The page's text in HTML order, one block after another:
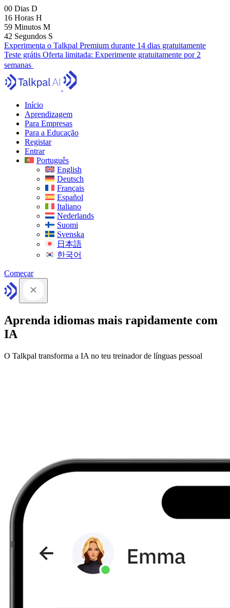
00 Dias D
16 Horas H
59 Minutos M
40 Segundos S
Experimenta o Talkpal Premium durante 14 dias gratuitamente
Teste grátis Oferta limitada: Experimente gratuitamente por 2
semanas
Início
Aprendizagem
Para Empresas
Para a Educação
Registar
Entrar
Português
English
Deutsch
Français
Español
Italiano
Nederlands
Suomi
Svenska
日本語
한국어
Começar
Aprenda idiomas mais rapidamente com
IA
O Talkpal transforma a IA no teu treinador de línguas pessoal